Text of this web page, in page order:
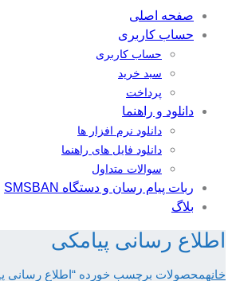
صفحه اصلی
حساب کاربری
حساب کاربری
سبد خرید
پرداخت
دانلود و راهنما
دانلود نرم افزار ها
دانلود فایل های راهنما
سوالات متداول
ربات پیام رسان و دستگاه SMSBAN
بلاگ
اطلاع رسانی پیامکی
خانهمحصولات برچسب خورده “اطلاع رسانی